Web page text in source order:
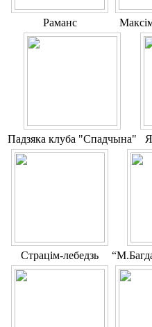
Раманс
Падзяка клубa "Спадчына"
Страцім-лебедзь